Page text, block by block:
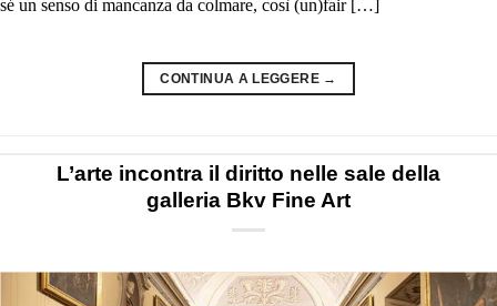
sé un senso di mancanza da colmare, così (un)fair […]
CONTINUA A LEGGERE →
L’arte incontra il diritto nelle sale della
galleria Bkv Fine Art